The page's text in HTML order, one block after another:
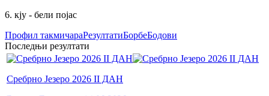
6. кју - бели појас
Профил такмичараРезултатиБорбеБодови
Последњи резултати
Сребрно Језеро 2026 II ДАН